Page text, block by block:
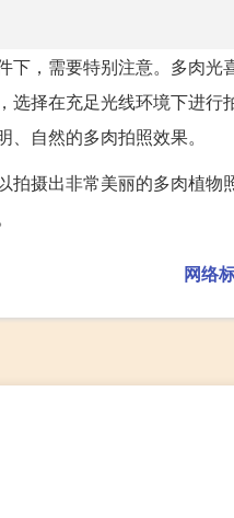
下，需要特别注意。多肉
选择在充足光线环境下进
自然的多肉拍照效果。
拍摄出非常美丽的多肉植
网络